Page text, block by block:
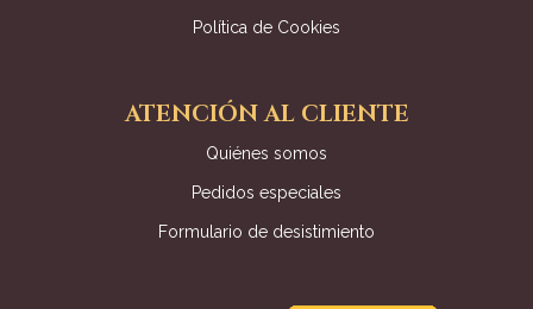
Política de Cookies
ATENCIÓN AL CLIENTE
Quiénes somos
Pedidos especiales
Formulario de desistimiento